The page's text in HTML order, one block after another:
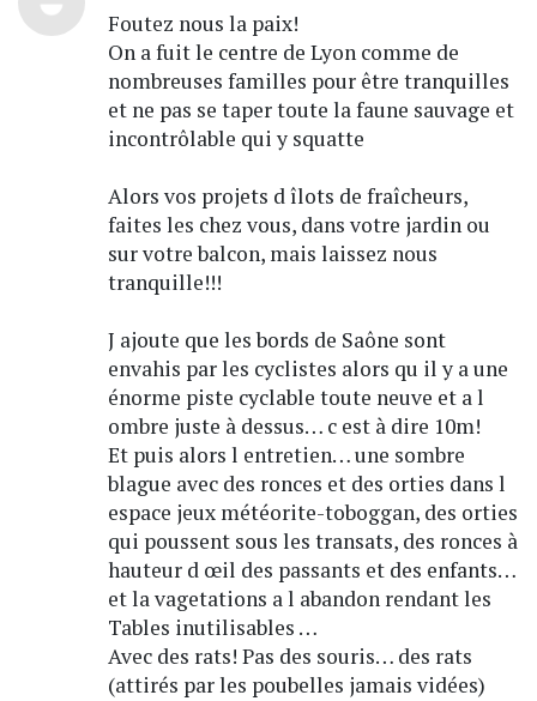
Foutez nous la paix!
On a fuit le centre de Lyon comme de
nombreuses familles pour être tranquilles
et ne pas se taper toute la faune sauvage et
incontrôlable qui y squatte
Alors vos projets d îlots de fraîcheurs,
faites les chez vous, dans votre jardin ou
sur votre balcon, mais laissez nous
tranquille!!!
J ajoute que les bords de Saône sont
envahis par les cyclistes alors qu il y a une
énorme piste cyclable toute neuve et a l
ombre juste à dessus… c est à dire 10m!
Et puis alors l entretien… une sombre
blague avec des ronces et des orties dans l
espace jeux météorite-toboggan, des orties
qui poussent sous les transats, des ronces à
hauteur d œil des passants et des enfants…
et la vagetations a l abandon rendant les
Tables inutilisables …
Avec des rats! Pas des souris… des rats
(attirés par les poubelles jamais vidées)